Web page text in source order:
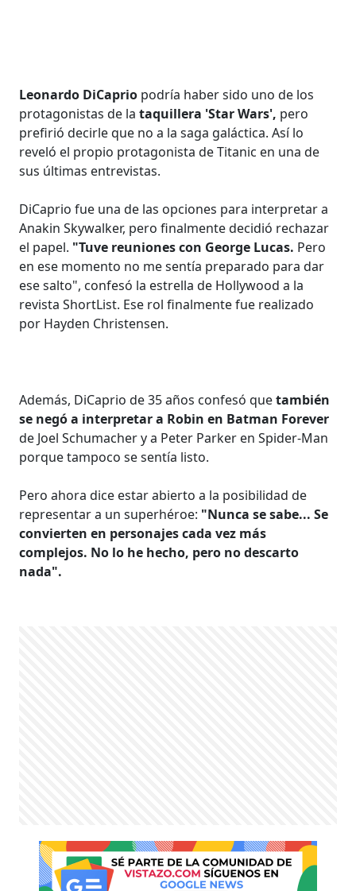
Leonardo DiCaprio podría haber sido uno de los
protagonistas de lataquillera 'Star Wars', pero
prefirió decirle que no a la saga galáctica. Así lo
reveló el propio protagonista de Titanic en una de
sus últimas entrevistas.
DiCaprio fue una de las opciones para interpretar a
Anakin Skywalker, pero finalmente decidió rechazar
el papel. "Tuve reuniones con George Lucas. Pero
en ese momento no me sentía preparado para dar
ese salto", confesó la estrella de Hollywood a la
revista ShortList. Ese rol finalmente fue realizado
por Hayden Christensen.
Además, DiCaprio de 35 años confesó quetambién
se negó a interpretar a Robin en Batman Forever
de Joel Schumacher y a Peter Parker en Spider-Man
porque tampoco se sentía listo.
Pero ahora dice estar abierto a la posibilidad de
representar a un superhéroe: "Nunca se sabe... Se
convierten en personajes cada vez más
complejos. No lo he hecho, pero no descarto
nada".